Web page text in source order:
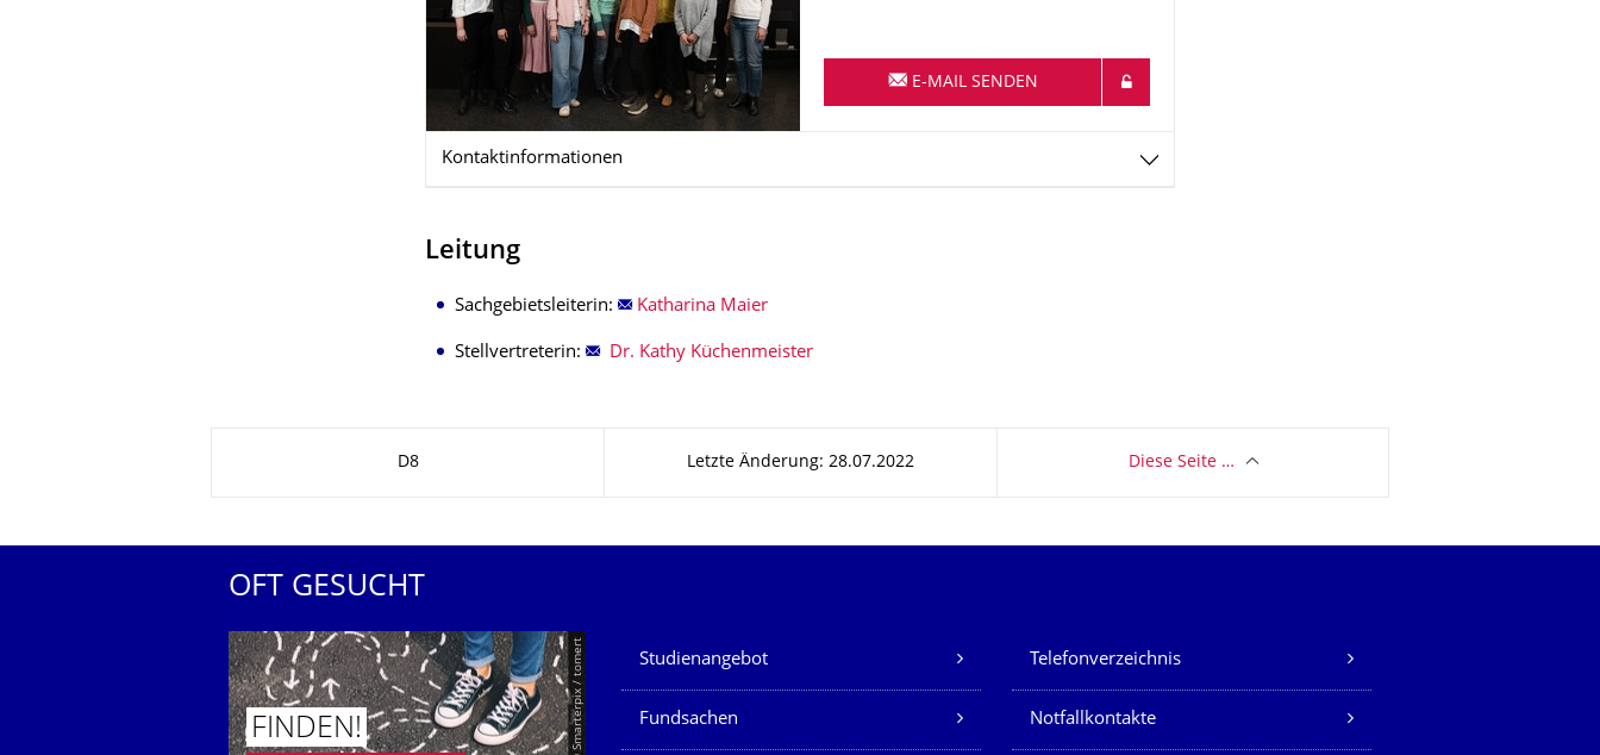
E-MAIL SENDEN
Kontaktinformationen
Leitung
Sachgebietsleiterin: Katharina Maier
Stellvertreterin: Dr. Kathy Küchenmeister
D8 Letzte Änderung: 28.07.2022 Diese Seite …
OFT GESUCHT
© Smarterpix / tomert
FINDEN!
Unsere Dienste
Studienangebot Telefonverzeichnis
Fundsachen Notfallkontakte